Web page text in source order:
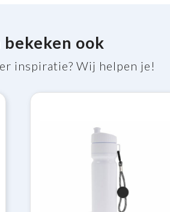
ook
inspiratie? Wij helpen je!